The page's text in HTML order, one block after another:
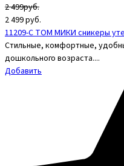
2 499руб.
2 499руб.
11209-C ТОМ МИКИ сникеры
Стильные, комфортные,
дошкольного возраста....
Добавить